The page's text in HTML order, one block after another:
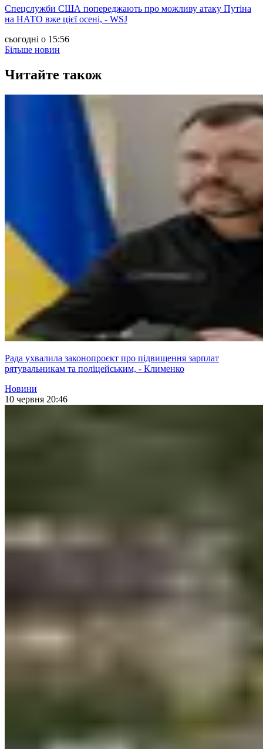
Спецслужби США попереджають про можливу атаку Путіна
на НАТО вже цієї осені, - WSJ
сьогодні о 15:56
Більше новин
Читайте також
Рада ухвалила законопроєкт про підвищення зарплат
рятувальникам та поліцейським, - Клименко
Новини
10 червня 20:46